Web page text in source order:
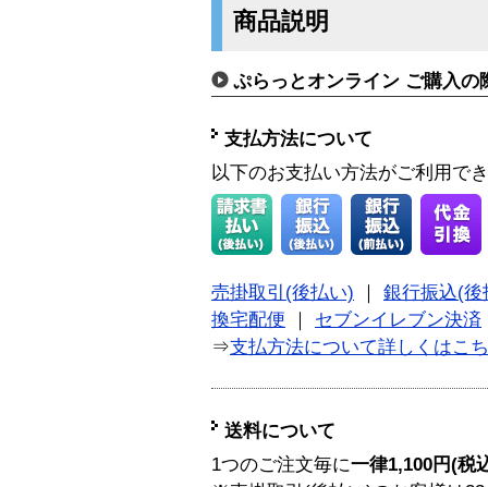
商品説明
ぷらっとオンライン ご購入の
支払方法について
以下のお支払い方法がご利用で
売掛取引(後払い)
銀行振込(後
換宅配便
セブンイレブン決済
⇒支払方法について詳しくはこ
送料について
1つのご注文毎に一律1,100円(税